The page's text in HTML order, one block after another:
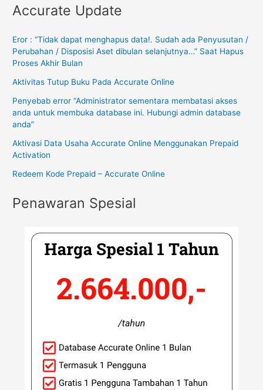
Accurate Update
Eror : “Tidak dapat menghapus data!. Sudah ada Penyusutan /
Perubahan / Disposisi Aset dibulan selanjutnya…” Saat Hapus
Proses Akhir Bulan
Aktivitas Tutup Buku Pada Accurate Online
Penyebab error “Administrator sementara membatasi akses
anda untuk membuka database ini. Hubungi admin database
anda”
Aktivasi Data Usaha Accurate Online Menggunakan Prepaid
Activation
Redeem Kode Prepaid – Accurate Online
Penawaran Spesial